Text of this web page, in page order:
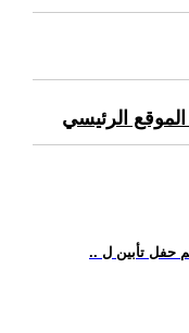
الرئيسي
حفل تأبين ل